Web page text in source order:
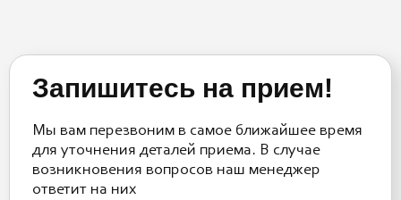
Запишитесь на прием!
Мы вам перезвоним в самое ближайшее время
для уточнения деталей приема. В случае
возникновения вопросов наш менеджер
ответит на них